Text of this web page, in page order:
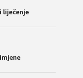
liječenje